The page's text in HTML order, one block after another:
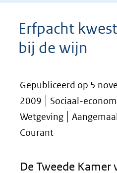
Erfpacht
bij de wijn
Gepubliceerd op 5
2009
Sociaal-
Wetgeving
Courant
De Tweede